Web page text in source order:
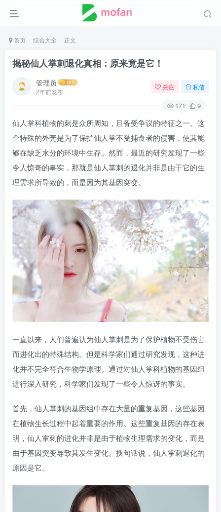
首页 综合大全 正文
揭秘仙人掌刺退化真相：原来竟是它！
管理员
2年前发布
关注 私信
171 9
仙人掌科植物的刺是众所周知，且备受争议的特征之一。这
个特殊的外壳是为了保护仙人掌不受捕食者的侵害，使其能
够在缺乏水分的环境中生存。然而，最近的研究发现了一些
令人惊奇的事实，那就是仙人掌刺的退化并非是由于它的生
理需求所导致的，而是因为其基因突变。
一直以来，人们普遍认为仙人掌刺是为了保护植物不受伤害
而进化出的特殊结构。但是科学家们通过研究发现，这种进
化并不完全符合生物学原理。通过对仙人掌科植物的基因组
进行深入研究，科学家们发现了一些令人惊讶的事实。
首先，仙人掌刺的基因组中存在大量的重复基因，这些基因
在植物生长过程中起着重要的作用。这些重复基因的存在表
明，仙人掌刺的进化并非是由于植物生理需求的变化，而是
由于基因突变导致其发生变化。换句话说，仙人掌刺退化的
原因是它。